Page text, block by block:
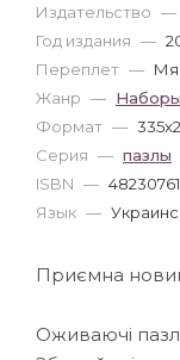
Издательство —
Год издания —
Переплет —
Жанр —
Формат —
Серия — пазлы
ISBN —
Язык —
Приємна
Оживаючі